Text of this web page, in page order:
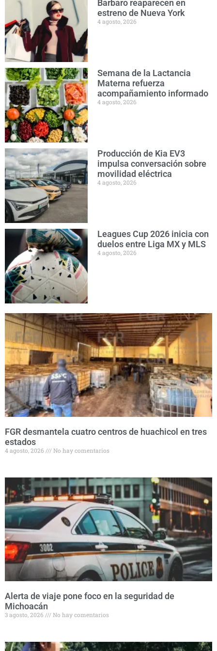
Barbaro reaparecen en
estreno de Nueva York
4 agosto, 2026
Semana de la Lactancia
Materna refuerza
acompañamiento informado
4 agosto, 2026
Producción de Kia EV3
impulsa conversación sobre
movilidad eléctrica
4 agosto, 2026
Leagues Cup 2026 inicia con
duelos entre Liga MX y MLS
4 agosto, 2026
FGR desmantela cuatro centros de huachicol en tres
estados
4 agosto, 2026 No hay comentarios
Alerta de viaje pone foco en la seguridad de
Michoacán
3 agosto, 2026 No hay comentarios